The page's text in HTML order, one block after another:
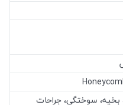
سوختگی، جراحات